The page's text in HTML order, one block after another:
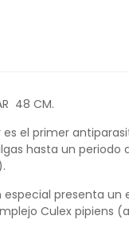
48 CM.
es el primer
hasta un periodo
especial presenta
Culex pipiens